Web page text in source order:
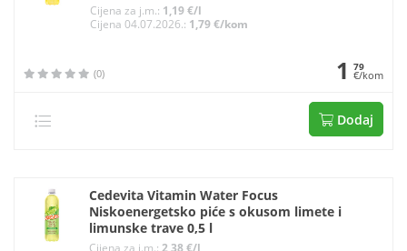
Cijena za j.m.: 1,19 €/l
Cijena 04.07.2026.: 1,79 €/kom
(0) 1 79
€/kom
Dodaj
Cedevita Vitamin Water Focus
Niskoenergetsko piće s okusom limete i
limunske trave 0,5 l
Cijena za j.m.: 2,38 €/l